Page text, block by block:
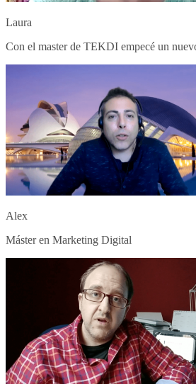
Laura
Con el master de TEKDI empecé un
Alex
Máster en Marketing Digital